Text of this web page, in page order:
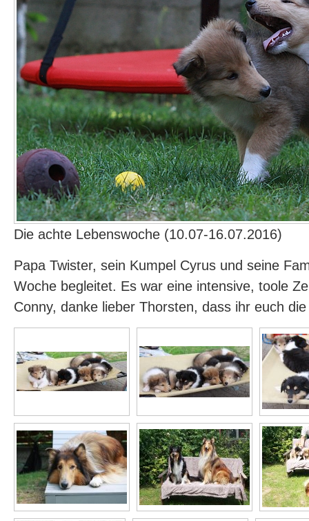
Die achte Lebenswoche (10.07-16.07.2016)
Papa Twister, sein Kumpel Cyrus und seine
Woche begleitet. Es war eine intensive, toole
Conny, danke lieber Thorsten, dass ihr euch